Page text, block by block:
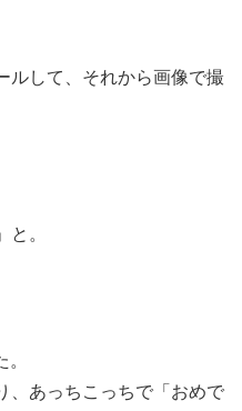
ルして、それから画像で撮
。
、あっちこっちで「おめで